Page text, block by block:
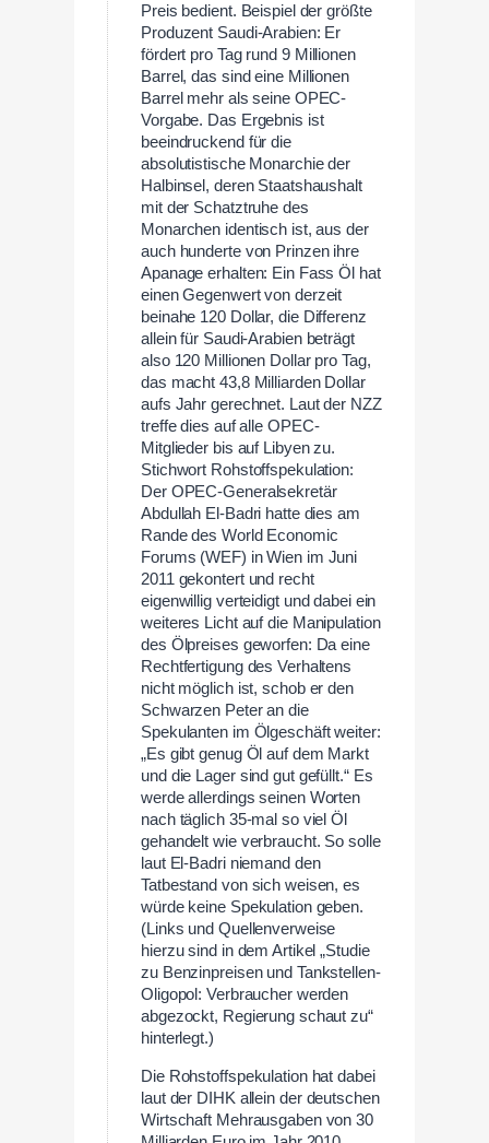
Preis bedient. Beispiel der größte
Produzent Saudi-Arabien: Er
fördert pro Tag rund 9 Millionen
Barrel, das sind eine Millionen
Barrel mehr als seine OPEC-
Vorgabe. Das Ergebnis ist
beeindruckend für die
absolutistische Monarchie der
Halbinsel, deren Staatshaushalt
mit der Schatztruhe des
Monarchen identisch ist, aus der
auch hunderte von Prinzen ihre
Apanage erhalten: Ein Fass Öl hat
einen Gegenwert von derzeit
beinahe 120 Dollar, die Differenz
allein für Saudi-Arabien beträgt
also 120 Millionen Dollar pro Tag,
das macht 43,8 Milliarden Dollar
aufs Jahr gerechnet. Laut der NZZ
treffe dies auf alle OPEC-
Mitglieder bis auf Libyen zu.
Stichwort Rohstoffspekulation:
Der OPEC-Generalsekretär
Abdullah El-Badri hatte dies am
Rande des World Economic
Forums (WEF) in Wien im Juni
2011 gekontert und recht
eigenwillig verteidigt und dabei ein
weiteres Licht auf die Manipulation
des Ölpreises geworfen: Da eine
Rechtfertigung des Verhaltens
nicht möglich ist, schob er den
Schwarzen Peter an die
Spekulanten im Ölgeschäft weiter:
„Es gibt genug Öl auf dem Markt
und die Lager sind gut gefüllt.“ Es
werde allerdings seinen Worten
nach täglich 35-mal so viel Öl
gehandelt wie verbraucht. So solle
laut El-Badri niemand den
Tatbestand von sich weisen, es
würde keine Spekulation geben.
(Links und Quellenverweise
hierzu sind in dem Artikel „Studie
zu Benzinpreisen und Tankstellen-
Oligopol: Verbraucher werden
abgezockt, Regierung schaut zu“
hinterlegt.)
Die Rohstoffspekulation hat dabei
laut der DIHK allein der deutschen
Wirtschaft Mehrausgaben von 30